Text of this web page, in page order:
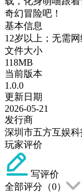
奇幻冒险吧！
基本信息
12岁以上；无需
文件大小
118MB
当前版本
1.0.0
更新日期
2026-05-21
发行商
深圳市五方互娱科
玩家评价
写评价
全部评分（0）